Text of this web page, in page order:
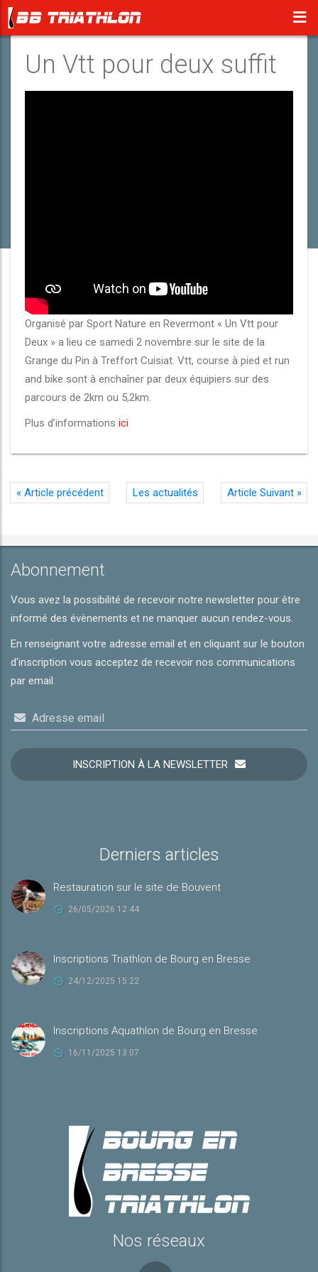
Un Vtt pour deux suffit
Organisé par Sport Nature en Revermont « Un Vtt pour
Deux » a lieu ce samedi 2 novembre sur le site de la
Grange du Pin à Treffort Cuisiat. Vtt, course à pied et run
and bike sont à enchaîner par deux équipiers sur des
parcours de 2km ou 5,2km.
Plus d’informations ici
«Article précédent Les actualités Article Suivant »
Abonnement
Vous avez la possibilité de recevoir notre newsletter pour être
informé des évènements et ne manquer aucun rendez-vous.
En renseignant votre adresse email et en cliquant sur le bouton
d'inscription vous acceptez de recevoir nos communications
par email.
Adresse email
INSCRIPTION À LA NEWSLETTER
Derniers articles
Restauration sur le site de Bouvent
26/05/2026 12:44
Inscriptions Triathlon de Bourg en Bresse
24/12/2025 15:22
Inscriptions Aquathlon de Bourg en Bresse
16/11/2025 13:07
Nos réseaux